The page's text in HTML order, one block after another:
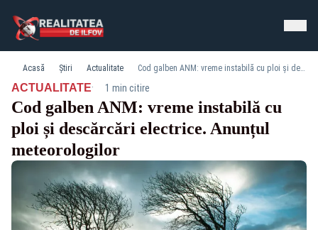
Acasă Știri Actualitate Cod galben ANM: vreme instabilă cu ploi și descărcări electrice. Anunțul meteorologilor
ACTUALITATE· 1 min citire
Cod galben ANM: vreme instabilă cu
ploi și descărcări electrice. Anunțul
meteorologilor